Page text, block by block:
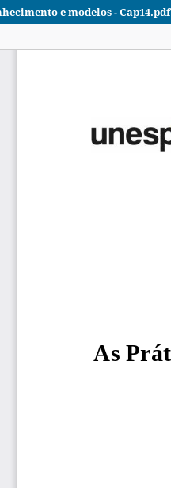
e modelos - Cap14.pdf